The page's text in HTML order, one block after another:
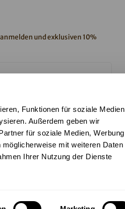
Funktionen für soziale Medien
Außerdem geben wir
für soziale Medien, Werbung
mit weiteren Daten
Ihrer Nutzung der Dienste
und exklusiven 10%
findest du in unserer